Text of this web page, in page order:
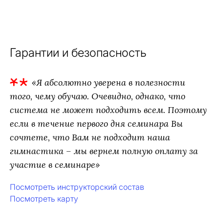
Гарантии и безопасность
«Я абсолютно уверена в полезности
того, чему обучаю. Очевидно, однако, что
система не может подходить всем. Поэтому
если в течение первого дня семинара Вы
сочтете, что Вам не подходит наша
гимнастика – мы вернем полную оплату за
участие в семинаре»
Посмотреть инструкторский состав
Посмотреть карту